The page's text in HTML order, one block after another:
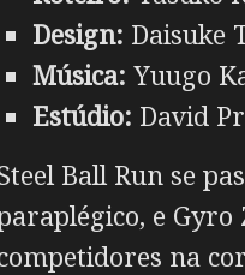
Design: Daisuke
Música: Yuugo
Estúdio: David
Ball Run se
e
na